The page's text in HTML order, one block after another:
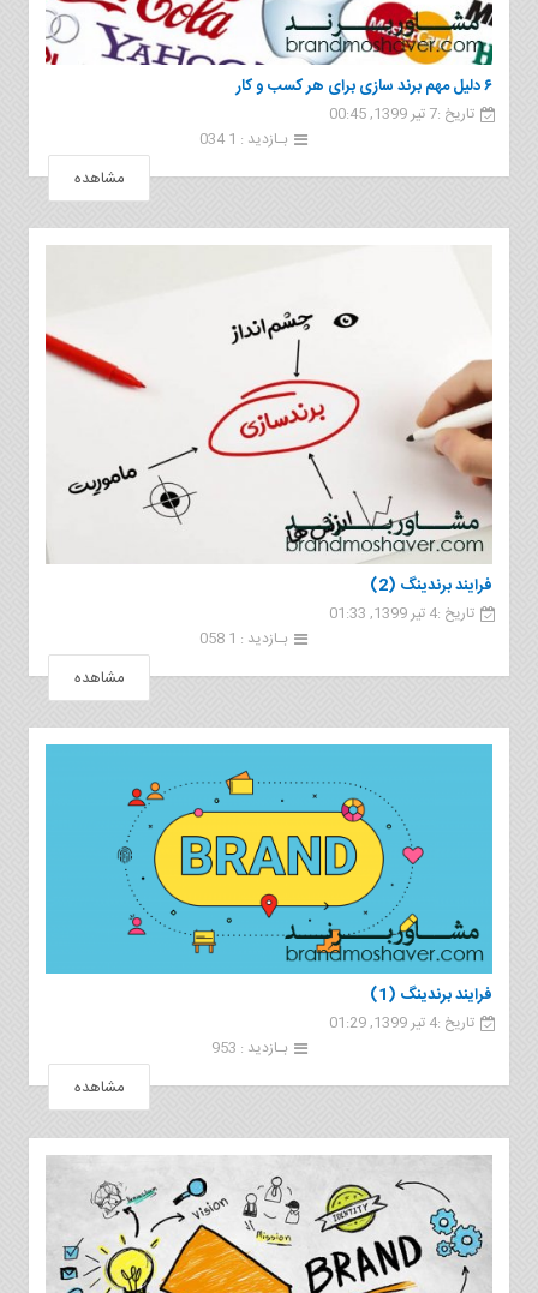
۶ دلیل مهم برند سازی برای هر کسب و کار
تاریخ :7 تیر 1399, 00:45
بـازدید : 1 034
مشاهده
فرایند برندینگ (2)
تاریخ :4 تیر 1399, 01:33
بـازدید : 1 058
مشاهده
فرایند برندینگ (1)
تاریخ :4 تیر 1399, 01:29
بـازدید : 953
مشاهده